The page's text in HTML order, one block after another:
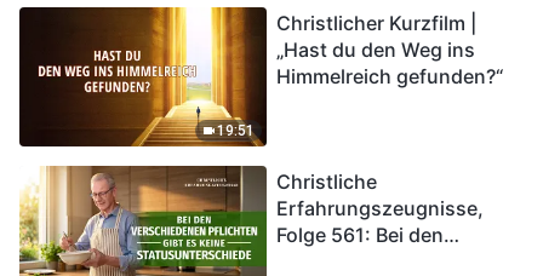
in das Königreich Gottes
eintreten?
19:51
Christlicher Kurzfilm |
„Hast du den Weg ins
Himmelreich gefunden?“
Christliche
Erfahrungszeugnisse,
Folge 561: Bei den